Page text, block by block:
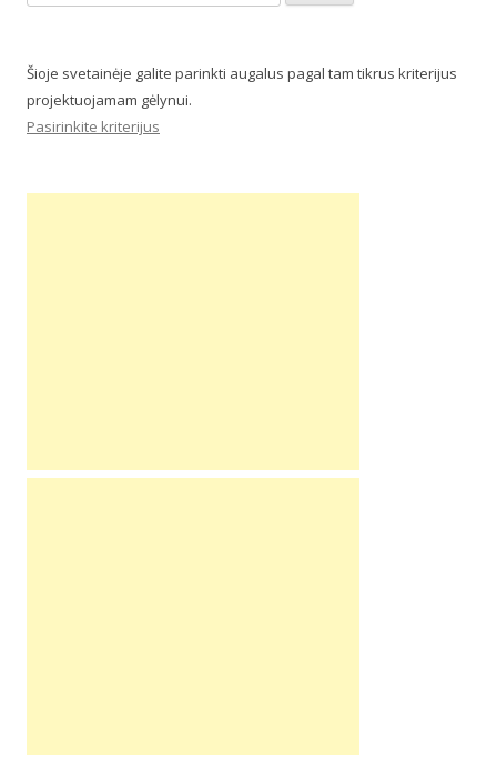
Šioje svetainėje galite parinkti augalus pagal tam tikrus kriterijus
projektuojamam gėlynui.
Pasirinkite kriterijus